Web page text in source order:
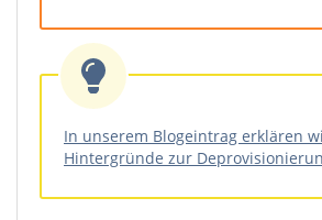
In unserem Blogeintrag erklären
Hintergründe zur